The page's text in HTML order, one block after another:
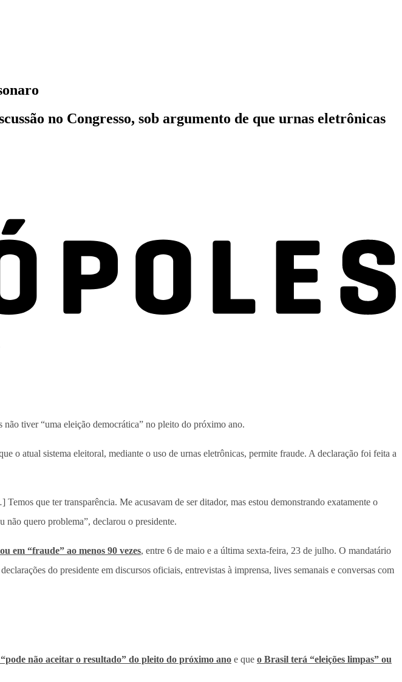
no Congresso, sob argumento de que urnas eletrônicas
tiver “uma eleição democrática” no pleito do próximo ano.
o atual sistema eleitoral, mediante o uso de urnas eletrônicas, permite fraude. A declaração foi feita a
que ter transparência. Me acusavam de ser ditador, mas estou demonstrando exatamente o
não quero problema”, declarou o presidente.
em “fraude” ao menos 90 vezes, entre 6 de maio e a última sexta-feira, 23 de julho. O mandatário
do presidente em discursos oficiais, entrevistas à imprensa, lives semanais e conversas com
não aceitar o resultado” do pleito do próximo ano e que o Brasil terá “eleições limpas” ou